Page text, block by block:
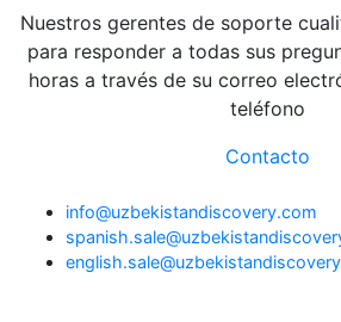
Nuestros gerentes de soporte
para responder a todas sus
horas a través de su correo
teléfono
Contacto
info@uzbekistandiscovery.com